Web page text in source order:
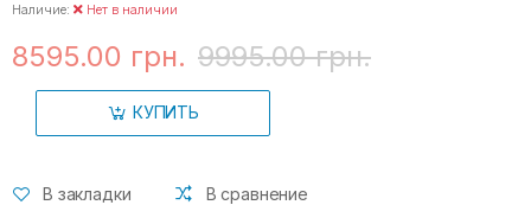
Наличие: Нет в наличии
8595.00 грн. 9995.00 грн.
КУПИТЬ
В закладки В сравнение